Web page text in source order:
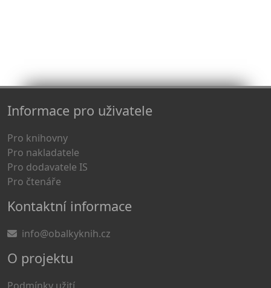
Informace pro uživatele
Pro knihovny
Pro nakladatele
Pro dodavatele IS
Pro čtenáře
Kontaktní informace
info@obalkyknih.cz
O projektu